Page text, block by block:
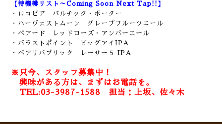
【待機樽リスト～Coming Soon Next Tap!!】
・ロコビア バルチック・ポーター
・ハーヴェストムーン グレープフルーツエール
・ベアード レッドローズ・アンバーエール
・バラストポイント ビッグアイIPA
・ベアリパブリック レーサー５ IPA
※只今、スタッフ募集中！
興味がある方は、まずはお電話を。
TEL:03-3987-1588 担当：上坂、佐々木